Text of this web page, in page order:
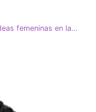
Shelvt Zapatillas burdeas femeninas en la plataforma rojo